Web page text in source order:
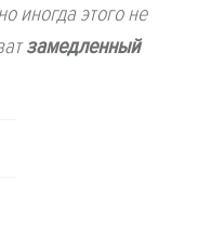
иногда этого не
замедленный